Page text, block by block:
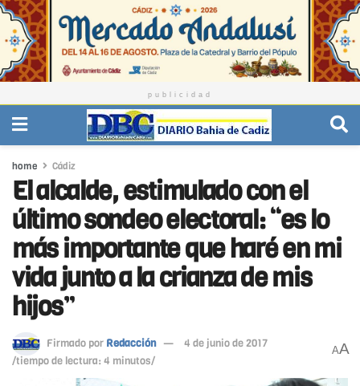
publicidad
home Cádiz
El alcalde, estimulado con el
último sondeo electoral: “es lo
más importante que haré en mi
vida junto a la crianza de mis
hijos”
Firmado por Redacción
4 de junio de 2017
/tiempo de lectura: 4 minutos/
AA